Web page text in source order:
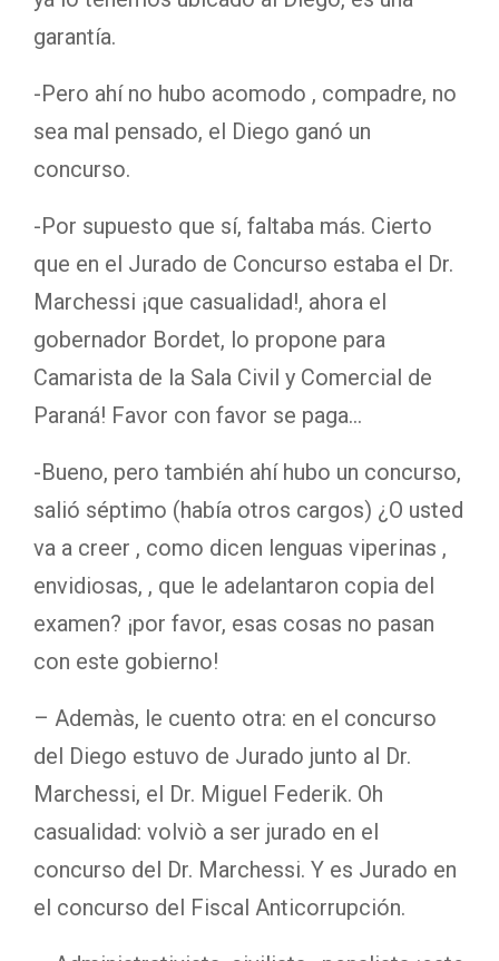
garantía.
-Pero ahí no hubo acomodo , compadre, no
sea mal pensado, el Diego ganó un
concurso.
-Por supuesto que sí, faltaba más. Cierto
que en el Jurado de Concurso estaba el Dr.
Marchessi ¡que casualidad!, ahora el
gobernador Bordet, lo propone para
Camarista de la Sala Civil y Comercial de
Paraná! Favor con favor se paga…
-Bueno, pero también ahí hubo un concurso,
salió séptimo (había otros cargos) ¿O usted
va a creer , como dicen lenguas viperinas ,
envidiosas, , que le adelantaron copia del
examen? ¡por favor, esas cosas no pasan
con este gobierno!
– Ademàs, le cuento otra: en el concurso
del Diego estuvo de Jurado junto al Dr.
Marchessi, el Dr. Miguel Federik. Oh
casualidad: volviò a ser jurado en el
concurso del Dr. Marchessi. Y es Jurado en
el concurso del Fiscal Anticorrupción.